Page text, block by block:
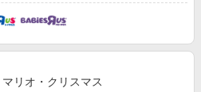
マリオ・クリスマス